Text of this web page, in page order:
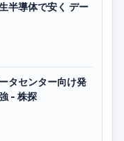
半導体で安く デー
タセンター向け発
- 株探